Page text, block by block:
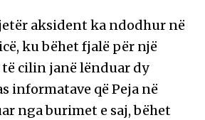
aksident ka ndodhur në
ku bëhet fjalë për një
cilin janë lënduar dy
informatave që Peja në
nga burimet e saj, bëhet